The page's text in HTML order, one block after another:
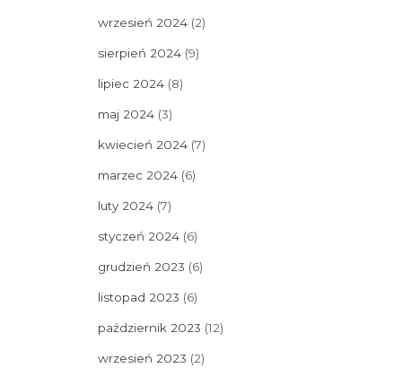
wrzesień 2024 (2)
sierpień 2024 (9)
lipiec 2024 (8)
maj 2024 (3)
kwiecień 2024 (7)
marzec 2024 (6)
luty 2024 (7)
styczeń 2024 (6)
grudzień 2023 (6)
listopad 2023 (6)
październik 2023 (12)
wrzesień 2023 (2)